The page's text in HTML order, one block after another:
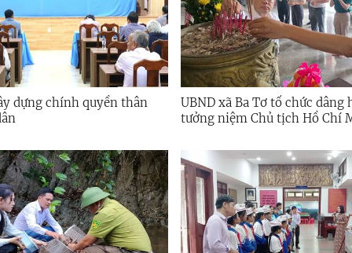
dựng chính quyền thân
UBND xã Ba Tơ tổ chức dâng
tưởng niệm Chủ tịch Hồ Chí